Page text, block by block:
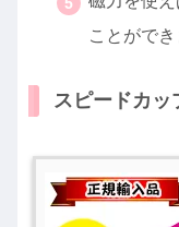
ことができ
スピードカッ